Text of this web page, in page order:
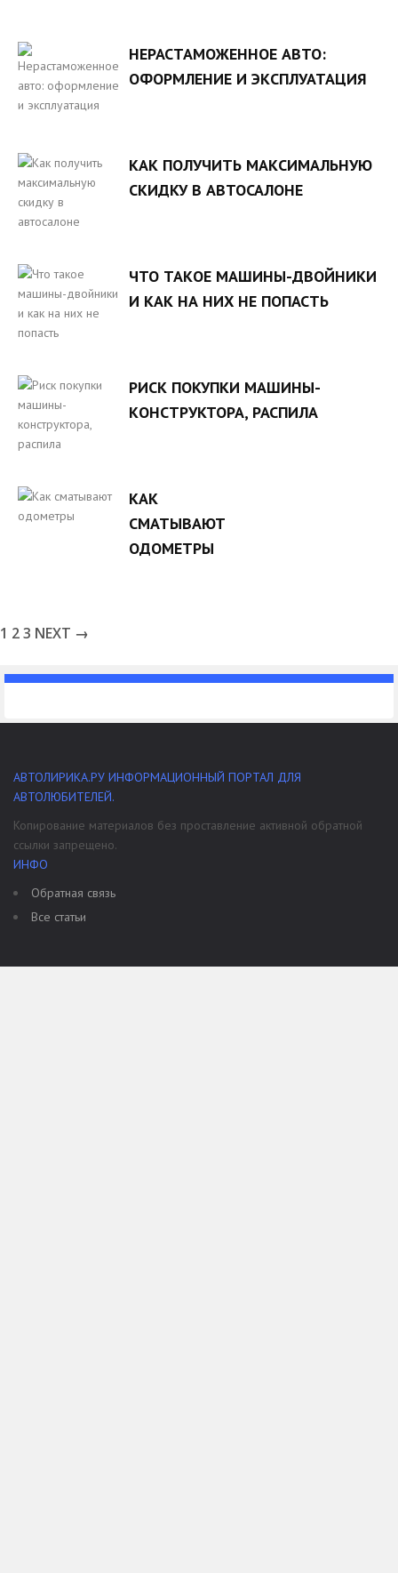
НЕРАСТАМОЖЕННОЕ АВТО:
ОФОРМЛЕНИЕ И ЭКСПЛУАТАЦИЯ
КАК ПОЛУЧИТЬ МАКСИМАЛЬНУЮ
СКИДКУ В АВТОСАЛОНЕ
ЧТО ТАКОЕ МАШИНЫ-ДВОЙНИКИ
И КАК НА НИХ НЕ ПОПАСТЬ
РИСК ПОКУПКИ МАШИНЫ-
КОНСТРУКТОРА, РАСПИЛА
КАК
СМАТЫВАЮТ
ОДОМЕТРЫ
1 23 NEXT →
АВТОЛИРИКА.РУ ИНФОРМАЦИОННЫЙ ПОРТАЛ ДЛЯ
АВТОЛЮБИТЕЛЕЙ.
Копирование материалов без проставление активной обратной
ссылки запрещено.
ИНФО
Обратная связь
Все статьи